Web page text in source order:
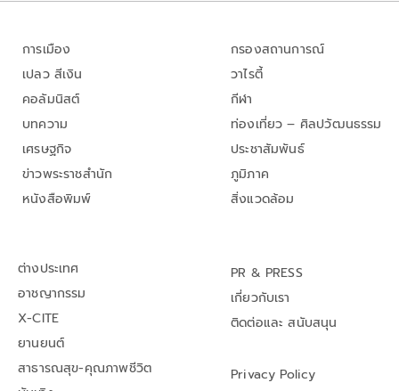
การเมือง
เปลว สีเงิน
คอลัมนิสต์
บทความ
เศรษฐกิจ
ข่าวพระราชสำนัก
หนังสือพิมพ์
กรองสถานการณ์
วาไรตี้
กีฬา
ท่องเที่ยว – ศิลปวัฒนธรรม
ประชาสัมพันธ์
ภูมิภาค
สิ่งแวดล้อม
ต่างประเทศ
อาชญากรรม
X-CITE
ยานยนต์
สาธารณสุข-คุณภาพชีวิต
PR & PRESS
เกี่ยวกับเรา
ติดต่อและ สนับสนุน
Privacy Policy